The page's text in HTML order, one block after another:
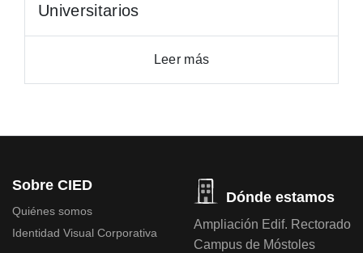
Universitarios
Leer más
Sobre CIED
Quiénes somos
Identidad Visual Corporativa
Dónde estamos
Ampliación Edif. Rectorado
Campus de Móstoles